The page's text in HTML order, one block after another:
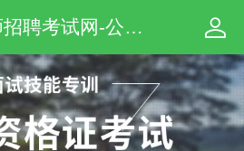
湖北教师招聘考试网-公事通教育